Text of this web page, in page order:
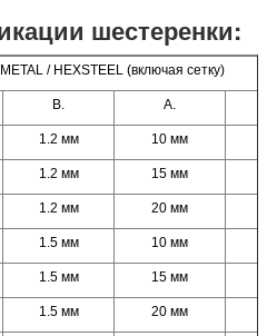
шестеренки:
/ HEXSTEEL (включая сетку)
В. А.
1.2 мм 10 мм
1.2 мм 15 мм
1.2 мм 20 мм
1.5 мм 10 мм
1.5 мм 15 мм
1.5 мм 20 мм